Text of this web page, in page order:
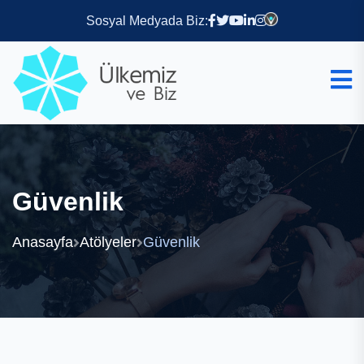
Sosyal Medyada Biz:
Güvenlik
Anasayfa Atölyeler Güvenlik